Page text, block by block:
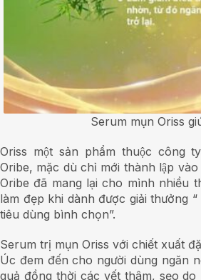
Serum mụn Oriss
Oriss một sản phẩm thuộc công
Oribe, mặc dù chỉ mới thành lập
Oribe đã mang lại cho mình nhiều
làm đẹp khi dành được giải thưởng
tiêu dùng bình chọn”.
Serum trị mụn Oriss với chiết xuất
Úc đem đến cho người dùng ngăn
quả đồng thời các vết thâm, sẹo do